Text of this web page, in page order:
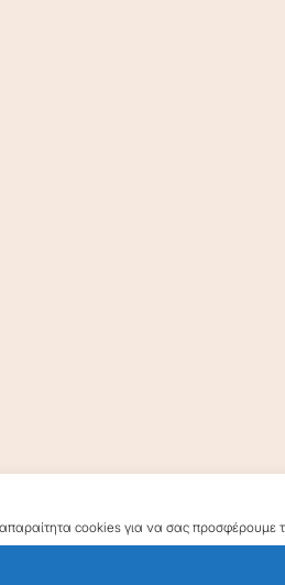
cookies για να σας προσφέρουμε